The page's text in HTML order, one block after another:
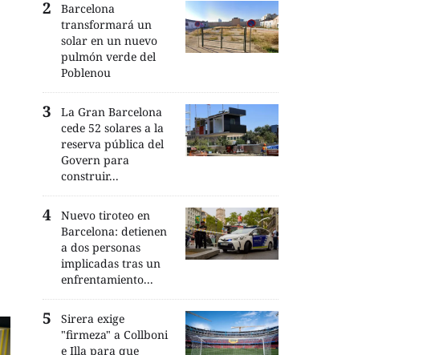
Barcelona
transformará un
solar en un nuevo
pulmón verde del
Poblenou
La Gran Barcelona
cede 52 solares a la
reserva pública del
Govern para
construir...
Nuevo tiroteo en
Barcelona: detienen
a dos personas
implicadas tras un
enfrentamiento...
Sirera exige
"firmeza" a Collboni
e Illa para que